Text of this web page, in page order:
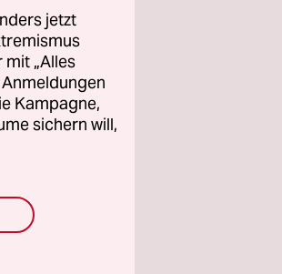
jetzt
„Alles
Kampagne,
sichern will,